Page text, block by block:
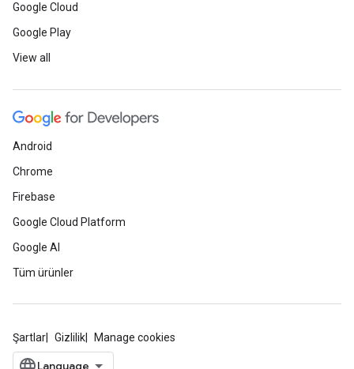
Google Cloud
Google Play
View all
Android
Chrome
Firebase
Google Cloud Platform
Google AI
Tüm ürünler
Şartlar Gizlilik Manage cookies